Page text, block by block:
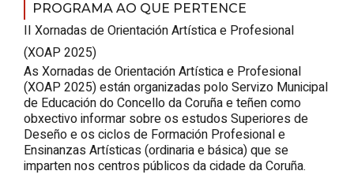
PROGRAMA AO QUE PERTENCE
II Xornadas de Orientación Artística e Profesional
(XOAP 2025)
As Xornadas de Orientación Artística e Profesional
(XOAP 2025) están organizadas polo Servizo Municipal
de Educación do Concello da Coruña e teñen como
obxectivo informar sobre os estudos Superiores de
Deseño e os ciclos de Formación Profesional e
Ensinanzas Artísticas (ordinaria e básica) que se
imparten nos centros públicos da cidade da Coruña.